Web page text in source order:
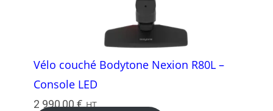
Vélo couché Bodytone Nexion R80L –
Console LED
2 990,00€ HT